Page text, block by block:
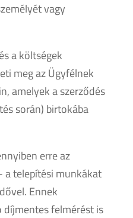
vagy
a költségek
meg az Ügyfélnek
amelyek a szerződés
során) birtokába
erre az
a telepítési munkákat
Ennek
díjmentes felmérést is